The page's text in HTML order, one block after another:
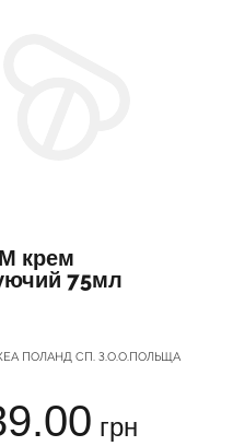
крем
75мл
ПОЛАНД СП. З.О.О.ПОЛЬЩА
грн